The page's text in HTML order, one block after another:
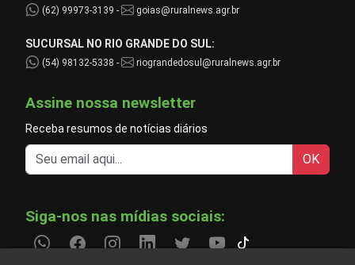
(62) 99973-3139 - goias@ruralnews.agr.br
SUCURSAL NO RIO GRANDE DO SUL:
(54) 98132-5338 - riograndedosul@ruralnews.agr.br
Assine nossa newsletter
Receba resumos de notícias diários
OK
Siga-nos nas mídias sociais: